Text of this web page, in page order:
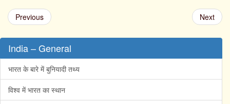
Previous Next
India – General
भारत के बारे में बुनियादी तथ्य
विश्व में भारत का स्थान